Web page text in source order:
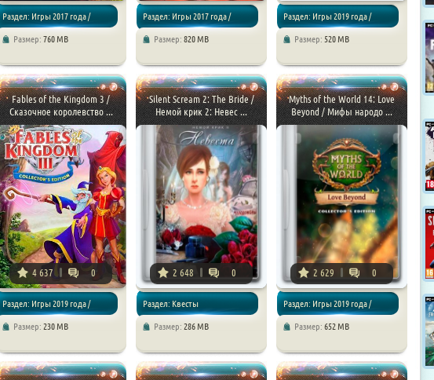
Раздел: Игры 2017 года /
Размер: 760 MB
Раздел: Игры 2017 года /
Размер: 820 MB
Раздел: Игры 2019 года /
Размер: 520 MB
Fables of the Kingdom 3 /
Сказочное королевство ...
4 637 0
Раздел: Игры 2019 года /
Размер: 230 MB
Silent Scream 2: The Bride /
Немой крик 2: Невес ...
2 648 0
Раздел: Квесты
Размер: 286 MB
Myths of the World 14: Love
Beyond / Мифы народо ...
2 629 0
Раздел: Игры 2019 года /
Размер: 652 MB